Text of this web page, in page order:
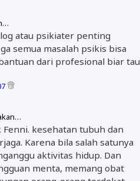
atau psikiater penting
semua masalah psikis bisa
dari profesional biar tau
kesehatan tubuh dan
Karena bila salah satunya
aktivitas hidup. Dan
menta, memang obat